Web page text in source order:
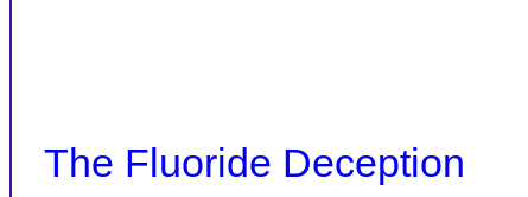
The Fluoride Deception